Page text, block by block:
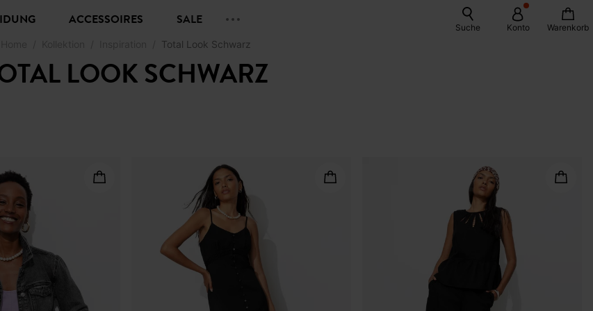
ACCESSOIRES SALE Suche Konto Warenkorb
Total Look Schwarz
LOOK SCHWARZ